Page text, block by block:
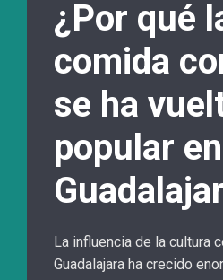
¿Por qué
comida
se ha
popular en
La influencia de la cultura
Guadalajara ha crecido